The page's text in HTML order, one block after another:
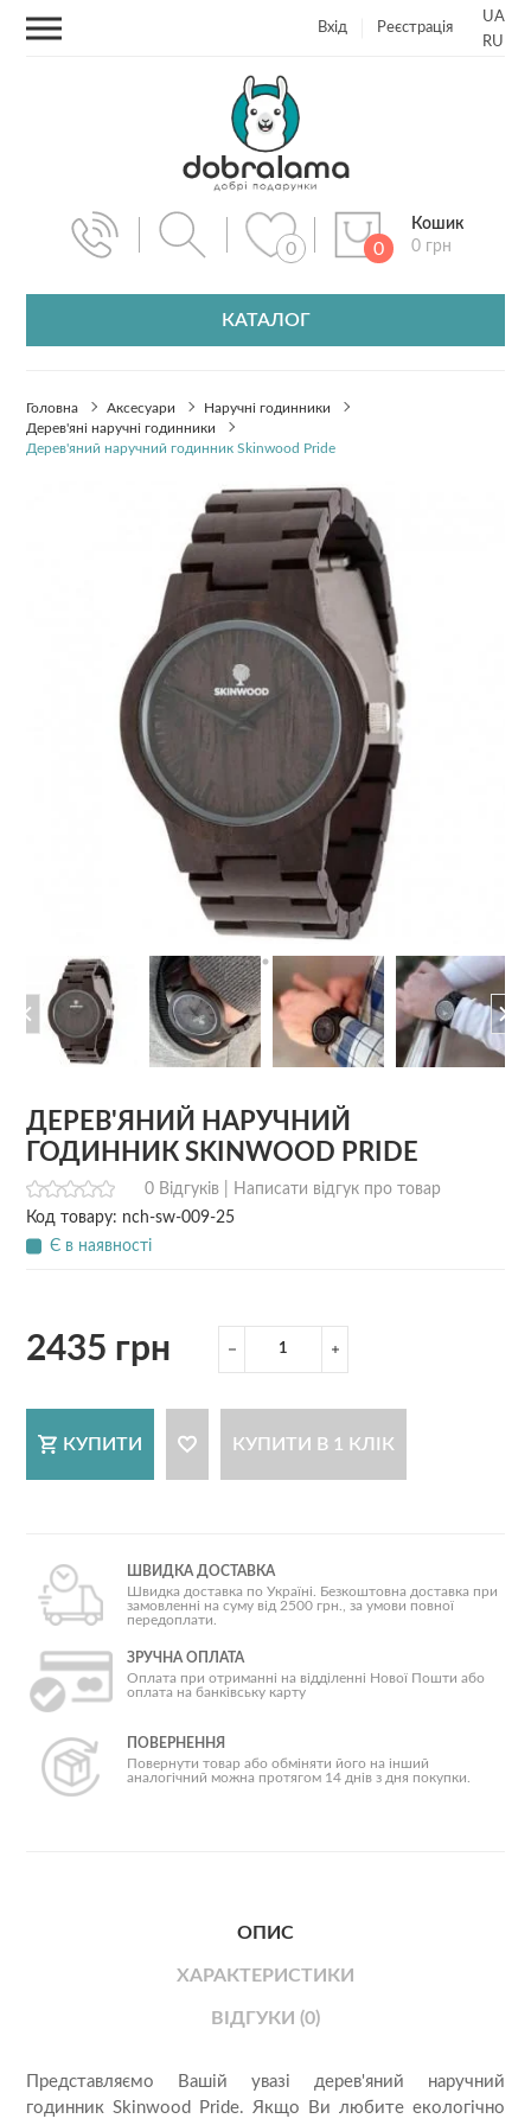
Вхід Реєстрація
UA
RU
0 0
Кошик
0 грн
КАТАЛОГ
Головна Аксесуари
Наручні годинники
Дерев'яні наручні годинники
Дерев'яний наручний годинник Skinwood Pride
ДЕРЕВ'ЯНИЙ НАРУЧНИЙ
ГОДИННИК SKINWOOD PRIDE
0 Відгуків |
Написати відгук про товар
Код товару: nch-sw-009-25
Є в наявності
2435 грн
КУПИТИ КУПИТИ В 1 КЛІК
ШВИДКА ДОСТАВКА
Швидка доставка по Україні. Безкоштовна доставка при
замовленні на суму від 2500 грн., за умови повної
передоплати.
ЗРУЧНА ОПЛАТА
Оплата при отриманні на відділенні Нової Пошти або
оплата на банківську карту
ПОВЕРНЕННЯ
Повернути товар або обміняти його на інший
аналогічний можна протягом 14 днів з дня покупки.
ОПИС
ХАРАКТЕРИСТИКИ
ВІДГУКИ (0)
Представляємо Вашій увазі дерев'яний наручний
годинник Skinwood Pride. Якщо Ви любите екологічно